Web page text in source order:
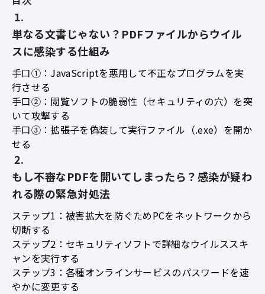
単なる文書じゃない？PDFファイルからウイル
スに感染する仕組み
手口①：JavaScriptを悪用して不正なプログラムを実
行させる
手口②：閲覧ソフトの脆弱性（セキュリティの穴）を突
いて攻撃する
手口③：拡張子を偽装して実行ファイル（.exe）を開か
せる
もし不審なPDFを開いてしまったら？感染が疑わ
れる際の緊急対処法
ステップ1：被害拡大を防ぐためPCをネットワークから
切断する
ステップ2：セキュリティソフトで詳細なウイルススキ
ャンを実行する
ステップ3：各種オンラインサービスのパスワードを速
やかに変更する